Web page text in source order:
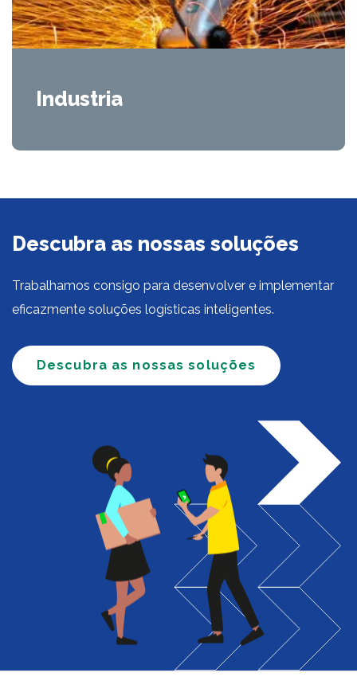
Industria
Descubra as nossas soluções
Trabalhamos consigo para desenvolver e implementar
eficazmente soluções logísticas inteligentes.
Descubra as nossas soluções